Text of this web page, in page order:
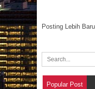
Posting Lebih Baru
Popular Post